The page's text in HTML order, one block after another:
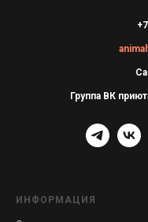
Группа ВК
ИНФОРМАЦИЯ